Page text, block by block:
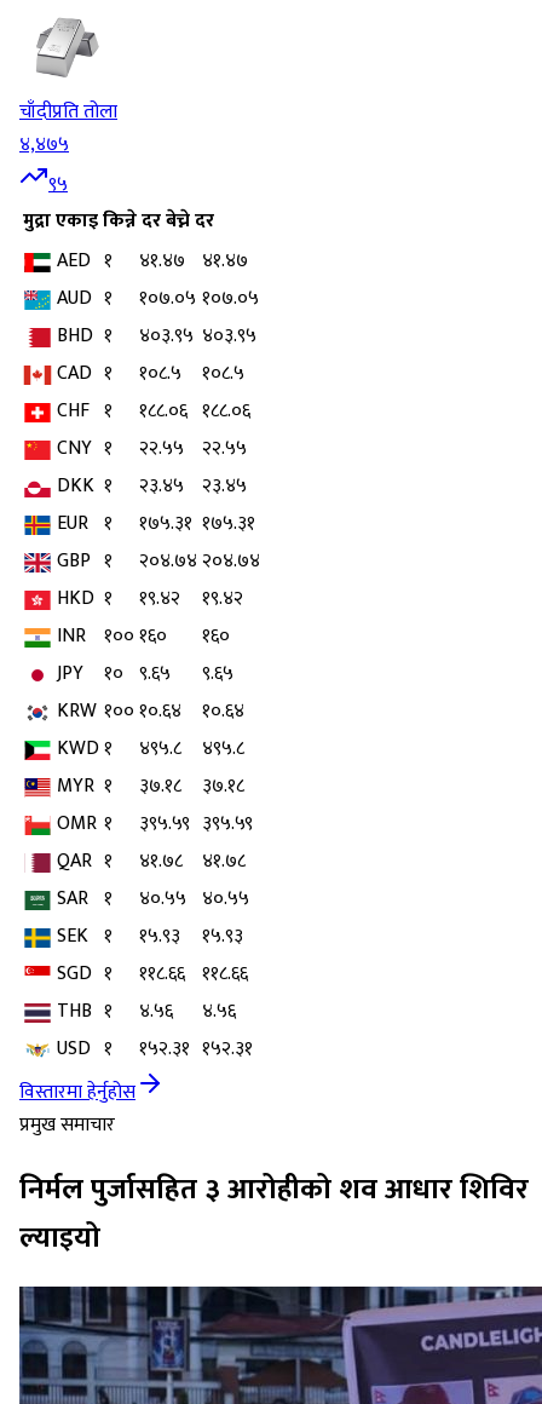
चाँदीप्रति तोला
४,४७५
९५
मुद्राएकाइकिन्ने दरबेच्ने दर
AED १ ४१.४७ ४१.४७
AUD १ १०७.०५ १०७.०५
BHD १ ४०३.९५ ४०३.९५
CAD १ १०८.५
१०८.५
CHF १ १८८.०६ १८८.०६
CNY १ २२.५५
२२.५५
DKK १ २३.४५
२३.४५
EUR १ १७५.३१ १७५.३१
GBP १ २०४.७४ २०४.७४
HKD १ १९.४२
१९.४२
INR १००१६०
१६०
JPY
१० ९.६५
९.६५
KRW १००१०.६४
१०.६४
KWD१ ४९५.८
४९५.८
MYR १ ३७.१८
३७.१८
OMR १ ३९५.५९ ३९५.५९
QAR १ ४१.७८
४१.७८
SAR १ ४०.५५ ४०.५५
SEK १ १५.९३
१५.९३
SGD १ ११८.६६ ११८.६६
THB १ ४.५६
४.५६
USD १ १५२.३१ १५२.३१
विस्तारमा हेर्नुहोस
प्रमुख समाचार
निर्मल पुर्जासहित ३ आरोहीको शव आधार शिविर
ल्याइयो